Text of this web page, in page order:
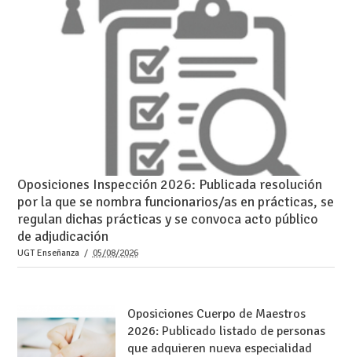
Oposiciones Inspección 2026: Publicada resolución
por la que se nombra funcionarios/as en prácticas, se
regulan dichas prácticas y se convoca acto público
de adjudicación
UGT Enseñanza 05/08/2026
Oposiciones Cuerpo de Maestros
2026: Publicado listado de personas
que adquieren nueva especialidad